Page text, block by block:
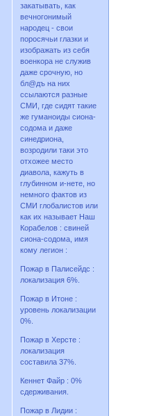
закатывать, как
вечногонимый
народец - свои
поросячьи глазки и
изображать из себя
военкора не служив
даже срочную, но
бл@дъ на них
ссылаются разные
СМИ, где сидят такие
же гуманоиды сиона-
содома и даже
синедриона,
возродили таки это
отхожее место
диавола, кажуть в
глубинном и-нете, но
немного фактов из
СМИ глобалистов или
как их называет Наш
Корабелов : свиней
сиона-содома, имя
кому легион :
Пожар в Палисейдс :
локализация 6%.
Пожар в Итоне :
уровень локализации
0%.
Пожар в Херсте :
локализация
составила 37%.
Кеннет Файр : 0%
сдерживания.
Пожар в Лидии :